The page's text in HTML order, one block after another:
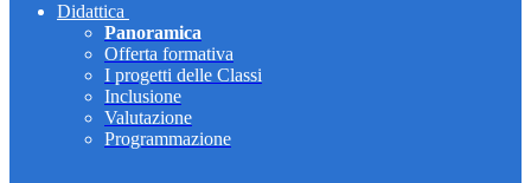
Didattica
Panoramica
Offerta formativa
I progetti delle Classi
Inclusione
Valutazione
Programmazione